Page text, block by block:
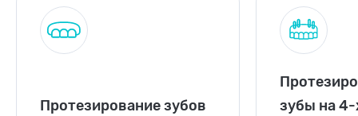
Протезирование зубов
зубы на